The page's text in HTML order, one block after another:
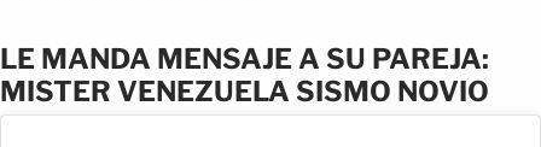
LE MANDA MENSAJE A SU PAREJA:
MISTER VENEZUELA SISMO NOVIO